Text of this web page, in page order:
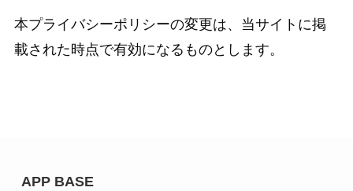
本プライバシーポリシーの変更は、当サイトに掲
載された時点で有効になるものとします。
APP BASE